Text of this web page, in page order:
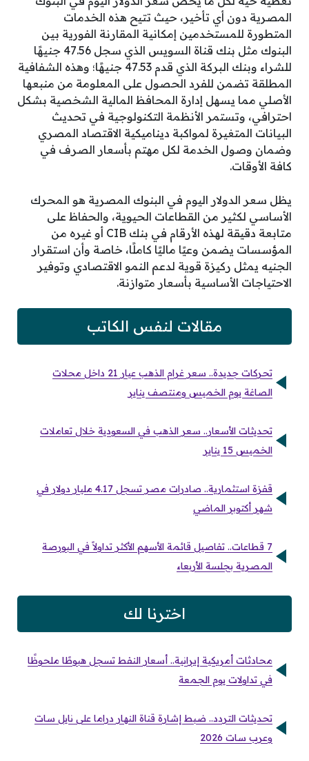
المصرية دون أي تأخير، حيث تتيح هذه الخدمات
المتطورة للمستخدمين إمكانية المقارنة الفورية بين
البنوك مثل بنك قناة السويس الذي سجل 47.56 جنيهًا
للشراء وبنك البركة الذي قدم 47.53 جنيهًا؛ وهذه الشفافية
المطلقة تضمن للفرد الحصول على المعلومة من منبعها
الأصلي مما يسهل إدارة المحافظ المالية الشخصية بشكل
احترافي، وتستمر الأنظمة التكنولوجية في تحديث
البيانات المتغيرة لمواكبة ديناميكية الاقتصاد المصري
وضمان وصول الخدمة لكل مهتم بأسعار الصرف في
كافة الأوقات.
يظل سعر الدولار اليوم في البنوك المصرية هو المحرك
الأساسي لكثير من القطاعات الحيوية، والحفاظ على
متابعة دقيقة لهذه الأرقام في بنك CIB أو غيره من
المؤسسات يضمن وعيًا ماليًا كاملًا، خاصة وأن استقرار
الجنيه يمثل ركيزة قوية لدعم النمو الاقتصادي وتوفير
الاحتياجات الأساسية بأسعار متوازنة.
مقالات لنفس الكاتب
تحركات جديدة.. سعر غرام الذهب عيار 21 داخل محلات
الصاغة يوم الخميس ومنتصف يناير
تحديثات الأسعار.. سعر الذهب في السعودية خلال تعاملات
الخميس 15 يناير
قفزة استثمارية.. صادرات مصر تسجل 4.17 مليار دولار في
شهر أكتوبر الماضي
7 قطاعات.. تفاصيل قائمة الأسهم الأكثر تداولاً في البورصة
المصرية بجلسة الأربعاء
اخترنا لك
محادثات أمريكية إيرانية.. أسعار النفط تسجل هبوطًا ملحوظًا
في تداولات يوم الجمعة
تحديثات التردد.. ضبط إشارة قناة النهار دراما على نايل سات
وعرب سات 2026